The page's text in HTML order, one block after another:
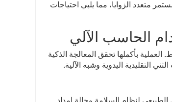
متعدد الزوايا، مما يلبي احتياجات
الحاسب الآلي
بأكملها تحقق المعالجة الذكية
التقليدية اليدوية وشبه الآلية.